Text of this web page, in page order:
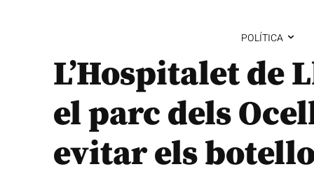
POLÍTICA
L’Hospitalet de
el parc dels
evitar els